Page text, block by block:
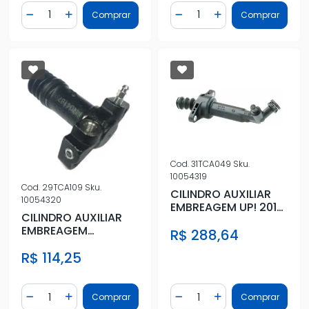
Diminuir Quantidade
Quantidade
Adicionar Quantidade
Comprar Diminuir Quantidade
Quantidade
AdicionarComprar
Cod. 29TCA109 Sku.
10054320
CILINDRO AUXILIAR
EMBREAGEM
2009
R$ 114,25
Diminuir Quantidade
Quantidade
Adicionar Quantidade
Comprar
Cod.31TCA049 Sku.
10054319
CILINDRO AUXILIAR
EMBREAGEM UP! 2018
R$ 288,64
Diminuir Quantidade
Quantidade
AdicionarComprar